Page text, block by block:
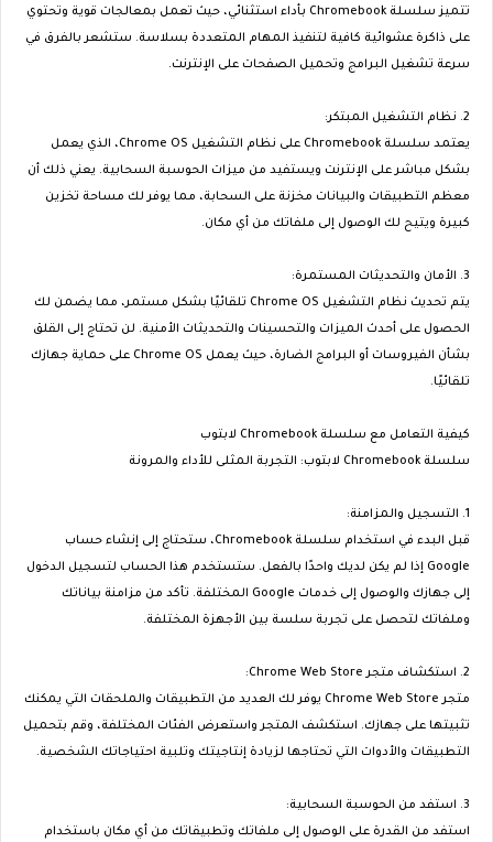
تتميز سلسلة Chromebook بأداء استثنائي، حيث تعمل بمعالجات قوية وتحتوي
على ذاكرة عشوائية كافية لتنفيذ المهام المتعددة بسلاسة. ستشعر بالفرق في
سرعة تشغيل البرامج وتحميل الصفحات على الإنترنت.
يعتمد سلسلة Chromebook على نظام التشغيل Chrome OS، الذي يعمل
بشكل مباشر على الإنترنت ويستفيد من ميزات الحوسبة السحابية. يعني ذلك أن
معظم التطبيقات والبيانات مخزنة على السحابة، مما يوفر لك مساحة تخزين
كبيرة ويتيح لك الوصول إلى ملفاتك من أي مكان.
يتم تحديث نظام التشغيل Chrome OS تلقائيًا بشكل مستمر، مما يضمن لك
الحصول على أحدث الميزات والتحسينات والتحديثات الأمنية. لن تحتاج إلى القلق
بشأن الفيروسات أو البرامج الضارة، حيث يعمل Chrome OS على حماية جهازك
تلقائيًا.
كيفية التعامل مع سلسلة Chromebook لابتوب
سلسلة Chromebook لابتوب: التجربة المثلى للأداء والمرونة
قبل البدء في استخدام سلسلة Chromebook، ستحتاج إلى إنشاء حساب
Google إذا لم يكن لديك واحدًا بالفعل. ستستخدم هذا الحساب لتسجيل الدخول
إلى جهازك والوصول إلى خدمات Google المختلفة. تأكد من مزامنة بياناتك
وملفاتك لتحصل على تجربة سلسة بين الأجهزة المختلفة.
متجر Chrome Web Store يوفر لك العديد من التطبيقات والملحقات التي يمكنك
تثبيتها على جهازك. استكشف المتجر واستعرض الفئات المختلفة، وقم بتحميل
التطبيقات والأدوات التي تحتاجها لزيادة إنتاجيتك وتلبية احتياجاتك الشخصية.
استفد من القدرة على الوصول إلى ملفاتك وتطبيقاتك من أي مكان باستخدام